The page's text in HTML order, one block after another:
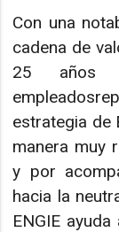
Con una
cadena de
25
estrategia de
manera muy
y por
hacia la
ENGIE